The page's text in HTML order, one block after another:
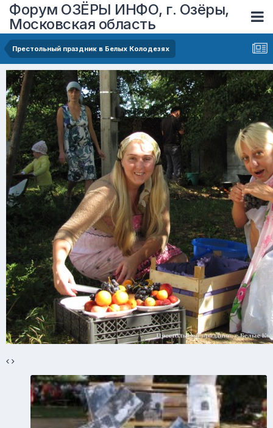
Форум ОЗЁРЫ ИНФО, г. Озёры,
Московская область
Престольный праздник в Белых Колодезях